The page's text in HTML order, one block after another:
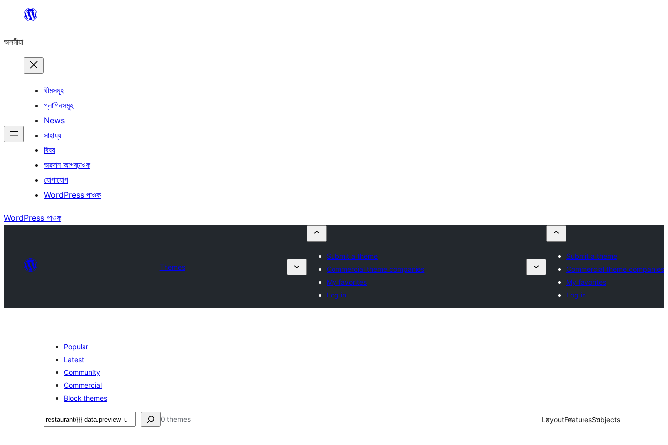
বিষয়বস্তুলৈ
অসমীয়া
থীমসমূহ
প্লাগিনসমূহ
News
সাহায্য
বিষয়
অৱদান আগবঢ়াওক
যোগাযোগ
WordPress পাওক
WordPress পাওক
Themes
Submit a theme
Commercial theme companies
My favorites
Log in
Submit a theme
Commercial theme companies
My favorites
Log in
Popular
Latest
Community
Commercial
Block themes
সন্ধান
0 themes LayoutFeaturesSubjects